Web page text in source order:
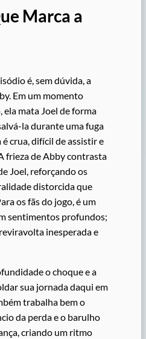
Marca a
é, sem dúvida, a
Em um momento
ela mata Joel de forma
la durante uma fuga
crua, difícil de assistir e
frieza de Abby contrasta
Joel, reforçando os
distorcida que
os fãs do jogo, é um
sentimentos profundos;
inesperada e
o choque e a
sua jornada daqui em
trabalha bem o
da perda e o barulho
criando um ritmo